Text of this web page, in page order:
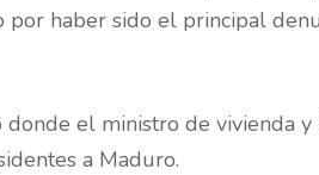
haber sido el principal
el ministro de vivienda
a Maduro.